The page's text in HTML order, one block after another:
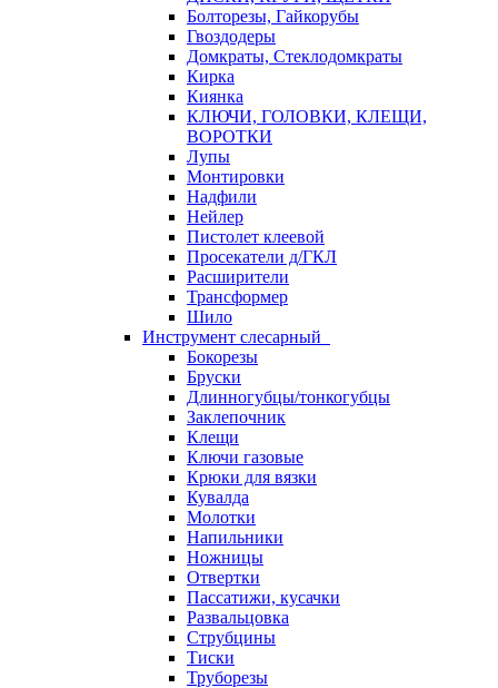
Болторезы, Гайкорубы
Гвоздодеры
Домкраты, Стеклодомкраты
Кирка
Киянка
КЛЮЧИ, ГОЛОВКИ, КЛЕЩИ,
ВОРОТКИ
Лупы
Монтировки
Надфили
Нейлер
Пистолет клеевой
Просекатели д/ГКЛ
Расширители
Трансформер
Шило
Инструмент слесарный
Бокорезы
Бруски
Длинногубцы/тонкогубцы
Заклепочник
Клещи
Ключи газовые
Крюки для вязки
Кувалда
Молотки
Напильники
Ножницы
Отвертки
Пассатижи, кусачки
Развальцовка
Струбцины
Тиски
Труборезы